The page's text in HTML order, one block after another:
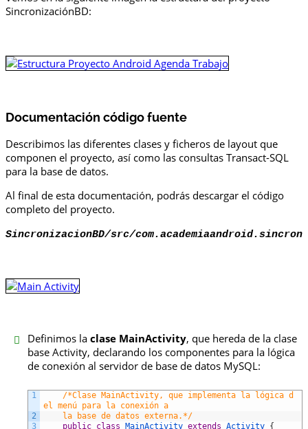
SincronizaciónBD:
Documentación código fuente
Describimos las diferentes clases y ficheros de layout que
componen el proyecto, así como las consultas Transact-SQL
para la base de datos.
Al final de esta documentación, podrás descargar el código
completo del proyecto.
SincronizacionBD/src/
Definimos laclase MainActivity, que hereda de la clase
base Activity, declarando los componentes para la lógica
de conexión al servidor de base de datos MySQL:
1
2
3
/*Clase MainActivity, que implementa la lógica d
el menú para la conexión a
la base de datos externa.*/
public class MainActivity extends Activity {